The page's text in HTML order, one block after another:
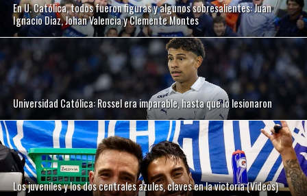
En U. Católica, todos fueron figuras y algunos sobresalientes: Juan
Ignacio Diaz, Johan Valencia y Clemente Montes
Universidad Católica: Rossel era imparable, hasta que lo lesionaron
Los juveniles y los dos centrales azules, claves en la victoria (Videos)